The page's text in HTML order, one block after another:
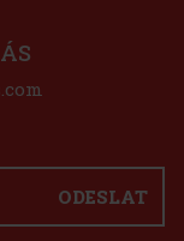
- 5 ks
5 doutníků: 1x
Robusto 2x JDN
CT Robusto
ODESLAT